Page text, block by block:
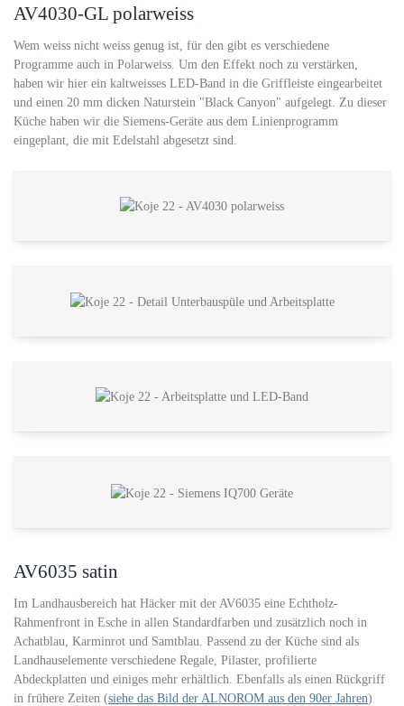
AV4030-GL polarweiss
Wem weiss nicht weiss genug ist, für den gibt es verschiedene
Programme auch in Polarweiss. Um den Effekt noch zu verstärken,
haben wir hier ein kaltweisses LED-Band in die Griffleiste eingearbeitet
und einen 20 mm dicken Naturstein "Black Canyon" aufgelegt. Zu dieser
Küche haben wir die Siemens-Geräte aus dem Linienprogramm
eingeplant, die mit Edelstahl abgesetzt sind.
AV6035 satin
Im Landhausbereich hat Häcker mit der AV6035 eine Echtholz-
Rahmenfront in Esche in allen Standardfarben und zusätzlich noch in
Achatblau, Karminrot und Samtblau. Passend zu der Küche sind als
Landhauselemente verschiedene Regale, Pilaster, profilierte
Abdeckplatten und einiges mehr erhältlich. Ebenfalls als einen Rückgriff
in frühere Zeiten (siehe das Bild der ALNOROM aus den 90er Jahren)